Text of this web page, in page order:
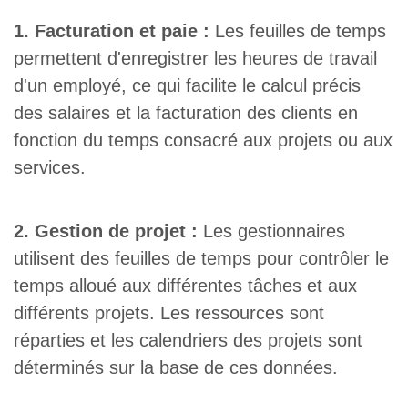
1. Facturation et paie : Les feuilles de temps
permettent d'enregistrer les heures de travail
d'un employé, ce qui facilite le calcul précis
des salaires et la facturation des clients en
fonction du temps consacré aux projets ou aux
services.
2. Gestion de projet : Les gestionnaires
utilisent des feuilles de temps pour contrôler le
temps alloué aux différentes tâches et aux
différents projets. Les ressources sont
réparties et les calendriers des projets sont
déterminés sur la base de ces données.